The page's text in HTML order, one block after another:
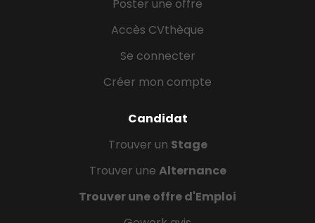
Poster une offre
Accès CVthèque
Se connecter
Créer mon compte
Candidat
Trouver un Stage
Trouver une Alternance
Trouver une offre d'Emploi